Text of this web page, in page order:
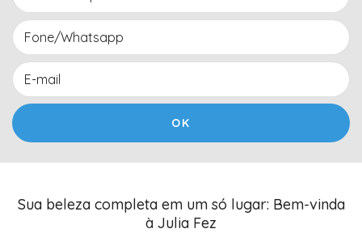
Sua beleza completa em um só lugar: Bem-vinda
à Julia Fez